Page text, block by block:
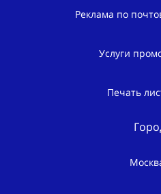
Реклама по
Услуги
Печать